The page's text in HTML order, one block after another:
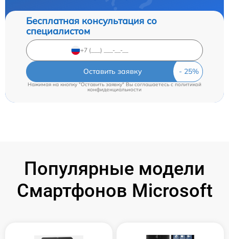
Бесплатная консультация со
специалистом
Оставить заявку
Нажимая на кнопку "Оставить заявку" Вы соглашаетесь cполитикой
конфиденциальности
Популярные модели
Смартфонов Microsoft